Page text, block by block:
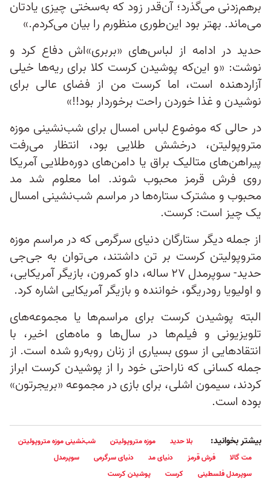
برهم‌زدنی می‌گذرد؛ آن‌قدر زود که به‌سختی چیزی یادتان
می‌ماند. بهتر بود این‌طوری منظورم را بیان می‌کردم.»
حدید در ادامه از لباس‌های «بربری»‌اش دفاع کرد و
نوشت: «و این‌که پوشیدن کرست کلا برای ریه‌ها خیلی
آزاردهنده است، اما کرست من از فضای عالی برای
نوشیدن و غذا خوردن راحت برخوردار بود!!»
در حالی که موضوع لباس امسال برای شب‌نشینی موزه
متروپولیتن، درخشش طلایی بود، انتظار می‌رفت
پیراهن‌های متالیک براق یا دامن‌های دوره‌طلایی آمریکا
روی فرش قرمز محبوب شوند. اما معلوم شد مد
محبوب و مشترک ستاره‌ها در مراسم شب‌نشینی امسال
یک چیز است: کرست.
از جمله دیگر ستارگان دنیای سرگرمی که در مراسم موزه
متروپولیتن کرست بر تن داشتند، می‌توان به جی‌جی
حدید- سوپرمدل ۲۷ ساله، داو کمرون، بازیگر آمریکایی،
و اولیویا رودریگو، خواننده و بازیگر آمریکایی اشاره کرد.
البته پوشیدن کرست برای مراسم‌ها یا مجموعه‌های
تلویزیونی و فیلم‌ها در سال‌ها و ماه‌های اخیر، با
انتقادهایی از سوی بسیاری از زنان روبه‌رو شده است. از
جمله کسانی که ناراحتی خود را از پوشیدن کرست ابراز
کردند، سیمون اشلی، برای بازی در مجموعه «بریجرتون»
بوده است.
بیشتر بخوانید: بلا حدید موزه متروپولیتن
شب‌نشینی موزه متروپولیتن
مت گالا
فرش قرمز دنیای مد دنیای سرگرمی
سوپرمدل
سوپرمدل فلسطینی
کرست پوشیدن کرست